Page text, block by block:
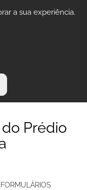
a sua experiência.
Prédio
FORMULÁRIOS